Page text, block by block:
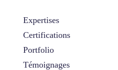
Expertises
Certifications
Portfolio
Témoignages